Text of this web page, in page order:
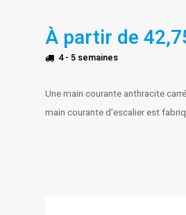
À partir de
4 - 5 semaines
Une main courante anthracite
main courante d'escalier est